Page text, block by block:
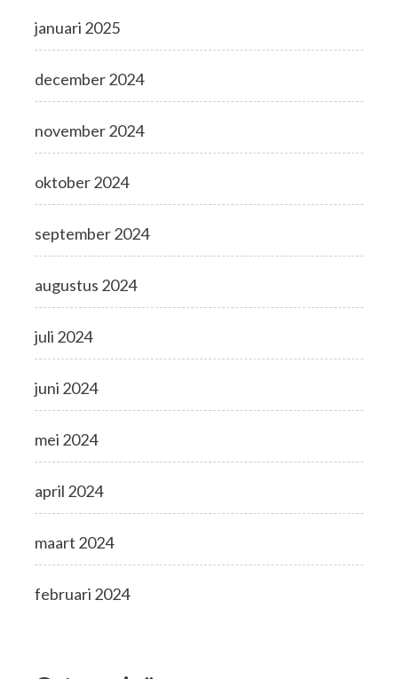
januari 2025
december 2024
november 2024
oktober 2024
september 2024
augustus 2024
juli 2024
juni 2024
mei 2024
april 2024
maart 2024
februari 2024